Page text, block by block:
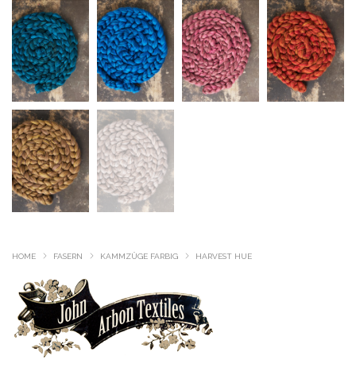
HOME FASERN KAMMZÜGE FARBIG HARVEST HUE